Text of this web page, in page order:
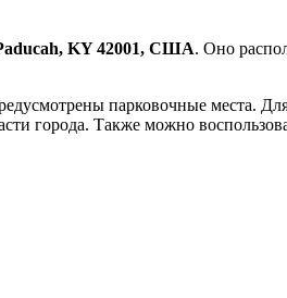
KY 42001, США. Оно
парковочные места.
города. Также можно